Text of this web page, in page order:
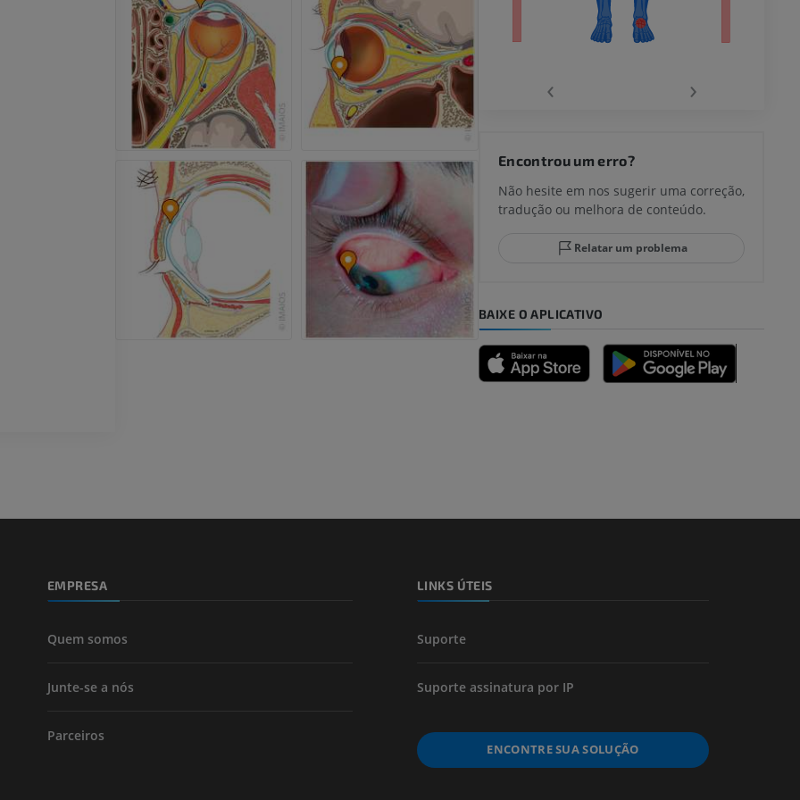
Radiografias do membro
Radiografias
Membro superior
Arteriografia do membro
PREMIUM
IRM do joelho
IRM
PREMIUM
Artrografia CT
IRM do tornezelo e do
retropé
IRM
PREMIUM
Antepé IRM
TC
Arteriografia dos membros
‹ ›
Encontrou um erro?
Não hesite em nos sugerir uma correção,
tradução ou melhora de conteúdo.
Relatar um problema
BAIXE O APLICATIVO
EMPRESA
Quem somos
Junte-se a nós
Parceiros
LINKS ÚTEIS
Suporte
Suporte assinatura por IP
ENCONTRE SUA SOLUÇÃO